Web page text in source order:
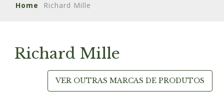
Home Richard Mille
Richard Mille
VER OUTRAS MARCAS DE PRODUTOS